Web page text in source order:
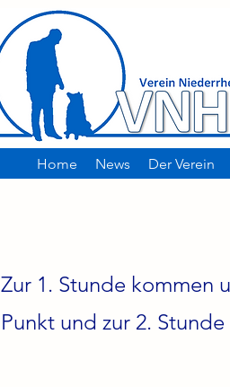
Home News Der Verein
Zur 1. Stunde kommen
Punkt und zur 2.